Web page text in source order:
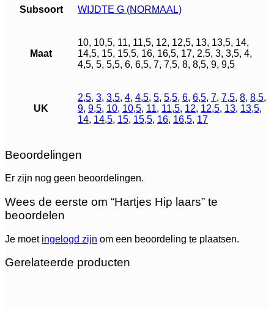
Subsoort WIJDTE G (NORMAAL)
Maat
10, 10,5, 11, 11,5, 12, 12,5, 13, 13,5, 14,
14,5, 15, 15,5, 16, 16,5, 17, 2,5, 3, 3,5, 4,
4,5, 5, 5,5, 6, 6,5, 7, 7,5, 8, 8,5, 9, 9,5
UK
2,5, 3, 3,5, 4, 4,5, 5, 5,5, 6, 6,5, 7, 7,5, 8, 8,5,
9, 9,5, 10, 10,5, 11, 11,5, 12, 12,5, 13, 13,5,
14, 14,5, 15, 15,5, 16, 16,5, 17
Beoordelingen
Er zijn nog geen beoordelingen.
Wees de eerste om “Hartjes Hip laars” te
beoordelen
Je moet ingelogd zijn om een beoordeling te plaatsen.
Gerelateerde producten